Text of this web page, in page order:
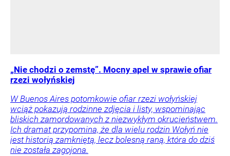
„Nie chodzi o zemstę”. Mocny apel w sprawie ofiar
rzezi wołyńskiej
W Buenos Aires potomkowie ofiar rzezi wołyńskiej
wciąż pokazują rodzinne zdjęcia i listy, wspominając
bliskich zamordowanych z niezwykłym okrucieństwem.
Ich dramat przypomina, że dla wielu rodzin Wołyń nie
jest historią zamkniętą, lecz bolesną raną, która do dziś
nie została zagojona.